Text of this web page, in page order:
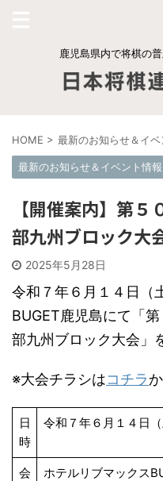
鹿児島県内で将棋の
HOME > 最新のお知らせ＆イベ
最新のお知らせ＆イベント情報
【開催案内】第
部九州ブロック大
2025年5月28日
令和７年６月１４日（
BUGET鹿児島にて「
部九州ブロック大会」
※大会チラシはコチラ
日
時
令和７年６月１４日（
会
ホテルリブマックス